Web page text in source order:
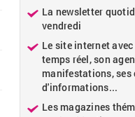
La newsletter
vendredi
Le site internet avec
temps réel, son
manifestations, ses
d'informations...
Les magazines